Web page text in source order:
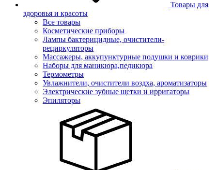
Товары для
здоровья и красоты
Все товары
Косметические приборы
Лампы бактерицидные, очистители-
рециркуляторы
Массажеры, аккупунктурные подушки и коврики
Наборы для маникюра,педикюра
Термометры
Увлажнители, очистители воздха, ароматизаторы
Электрические зубные щетки и ирригаторы
Эпиляторы